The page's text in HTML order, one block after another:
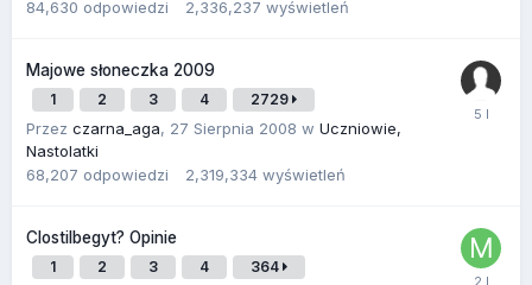
84,630 odpowiedzi 2,336,237 wyświetleń
Majowe słoneczka 2009
1 2 3 4 2729
Przez czarna_aga, 27 Sierpnia 2008 w Uczniowie,
Nastolatki
68,207 odpowiedzi 2,319,334 wyświetleń
Clostilbegyt? Opinie
1 2 3 4 364